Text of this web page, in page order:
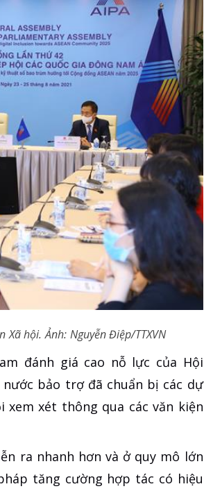
hội. Ảnh: Nguyễn Điệp/TTXVN
đánh giá cao nỗ lực của Hội
nước bảo trợ đã chuẩn bị các dự
xem xét thông qua các văn kiện
ra nhanh hơn và ở quy mô lớn
tăng cường hợp tác có hiệu